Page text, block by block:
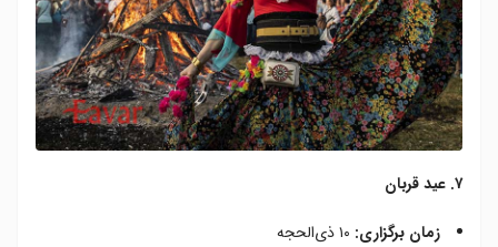
۷. عید قربان
زمان برگزاری: